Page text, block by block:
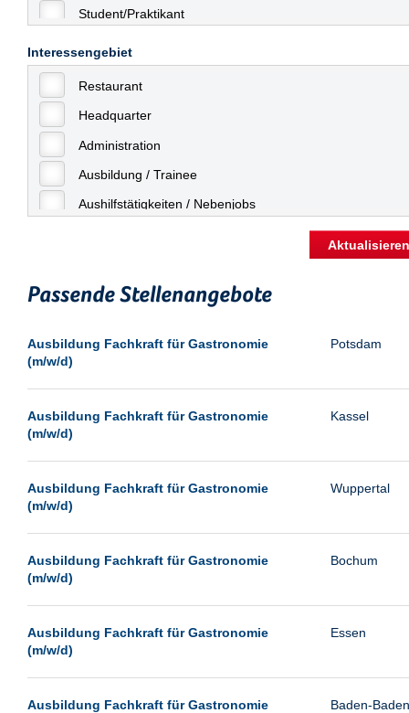
Erfurt
Essen
Frankfurt
Frankfurt am Main
Freiburg
Fulda
Göppingen
Hamburg
Heilbronn
Kassel
Laatzen
Leipzig
Magdeburg
Mannheim
Student/Praktikant
Interessengebiet
Restaurant
Headquarter
Administration
Ausbildung / Trainee
Aushilfstätigkeiten / Nebenjobs
Sonstiges
Passende Stellenangebote
Ausbildung Fachkraft für Gastronomie
(m/w/d)
Potsdam
Ausbildung Fachkraft für Gastronomie
(m/w/d)
Kassel
Ausbildung Fachkraft für Gastronomie
(m/w/d)
Wuppertal
Ausbildung Fachkraft für Gastronomie
(m/w/d)
Bochum
Ausbildung Fachkraft für Gastronomie
(m/w/d)
Essen
Ausbildung Fachkraft für Gastronomie
Baden-Baden